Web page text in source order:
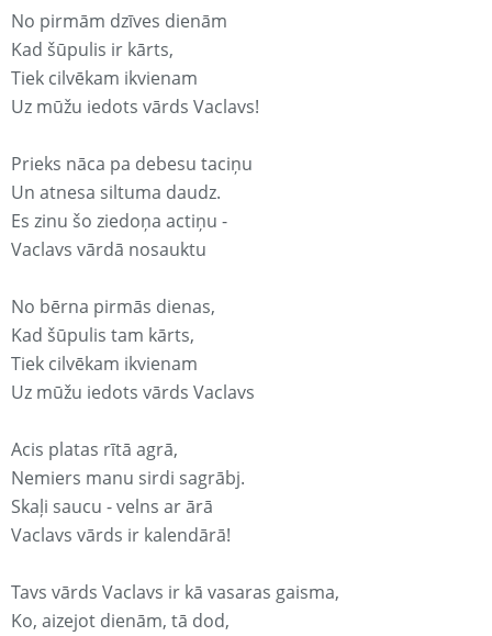
No pirmām dzīves dienām
Kad šūpulis ir kārts,
Tiek cilvēkam ikvienam
Uz mūžu iedots vārds Vaclavs!
Prieks nāca pa debesu taciņu
Un atnesa siltuma daudz.
Es zinu šo ziedoņa actiņu -
Vaclavs vārdā nosauktu
No bērna pirmās dienas,
Kad šūpulis tam kārts,
Tiek cilvēkam ikvienam
Uz mūžu iedots vārds Vaclavs
Acis platas rītā agrā,
Nemiers manu sirdi sagrābj.
Skaļi saucu - velns ar ārā
Vaclavs vārds ir kalendārā!
Tavs vārds Vaclavs ir kā vasaras gaisma,
Ko, aizejot dienām, tā dod,